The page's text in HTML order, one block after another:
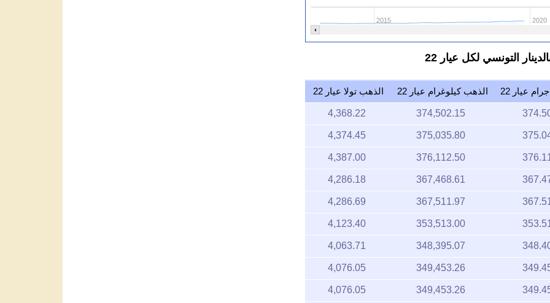
2015 2020
عيار 22 الذهب كيلوغرام عيار 22 الذهب تولا عيار 22
374,502.15
4,368.22
375,035.80
4,374.45
376,112.50
4,387.00
367,468.61
4,286.18
367,511.97
4,286.69
353,513.00
4,123.40
348,395.07
4,063.71
349,453.26
4,076.05
349,453.26
4,076.05